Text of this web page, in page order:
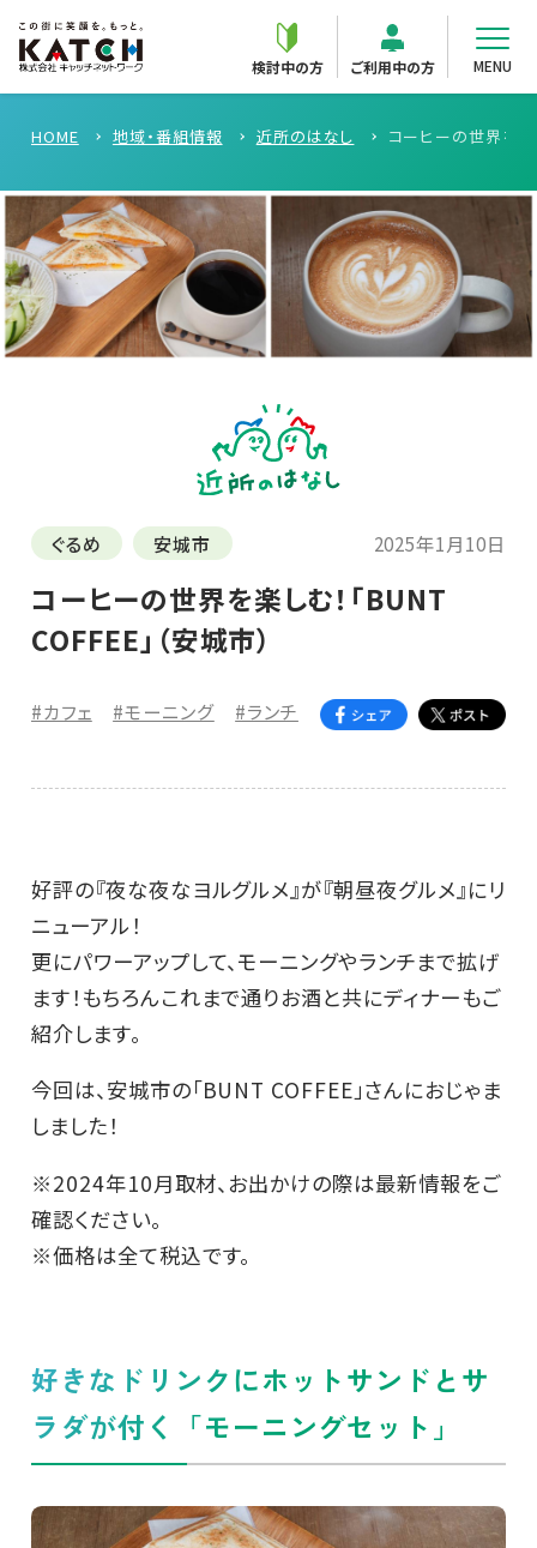
検討中の方 ご利用中の方 MENU
HOME 地域・番組情報 近所のはなし コーヒーの世界を楽
ぐるめ 安城市 2025年1月10日
コーヒーの世界を楽しむ！「BUNT
COFFEE」（安城市）
#カフェ #モーニング #ランチ
好評の『夜な夜なヨルグルメ』が『朝昼夜グルメ』にリ
ニューアル！
更にパワーアップして、モーニングやランチまで拡げ
ます！もちろんこれまで通りお酒と共にディナーもご
紹介します。
今回は、安城市の「BUNT COFFEE」さんにおじゃま
しました！
※2024年10月取材、お出かけの際は最新情報をご
確認ください。
※価格は全て税込です。
好きなドリンクにホットサンドとサ
ラダが付く「モーニングセット」